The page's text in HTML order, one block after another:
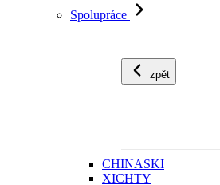
Spolupráce
zpět
CHINASKI
XICHTY